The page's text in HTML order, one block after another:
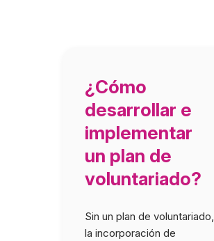
¿Cómo
desarrollar e
implementar
un plan de
voluntariado?
Sin un plan de voluntariado,
la incorporación de
Diari de la Fundació
Fundesplai als mitjans
COL·LABORA